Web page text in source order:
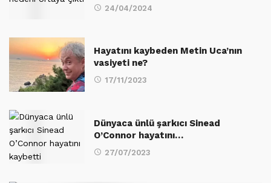
24/04/2024
Hayatını kaybeden Metin Uca’nın
vasiyeti ne?
17/11/2023
Dünyaca ünlü şarkıcı Sinead
O’Connor hayatını…
27/07/2023